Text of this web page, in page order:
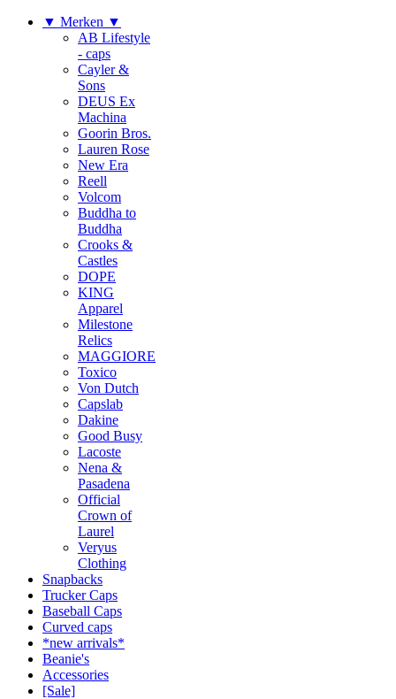
▼ Merken ▼
AB Lifestyle
- caps
Cayler &
Sons
DEUS Ex
Machina
Goorin Bros.
Lauren Rose
New Era
Reell
Volcom
Buddha to
Buddha
Crooks &
Castles
DOPE
KING
Apparel
Milestone
Relics
MAGGIORE
Toxico
Von Dutch
Capslab
Dakine
Good Busy
Lacoste
Nena &
Pasadena
Official
Crown of
Laurel
Veryus
Clothing
Snapbacks
Trucker Caps
Baseball Caps
Curved caps
*new arrivals*
Beanie's
Accessories
[Sale]